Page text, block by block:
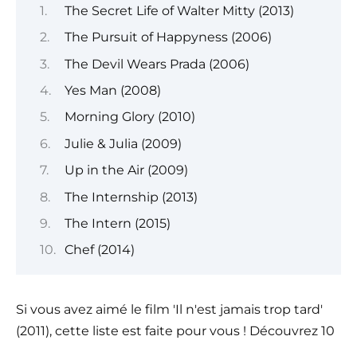
The Secret Life of Walter Mitty (2013)
The Pursuit of Happyness (2006)
The Devil Wears Prada (2006)
Yes Man (2008)
Morning Glory (2010)
Julie & Julia (2009)
Up in the Air (2009)
The Internship (2013)
The Intern (2015)
Chef (2014)
Si vous avez aimé le film 'Il n'est jamais trop tard'
(2011), cette liste est faite pour vous ! Découvrez 10